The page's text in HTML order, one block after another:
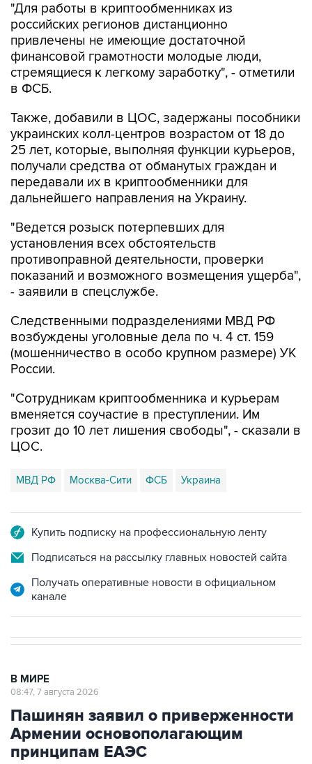
"Для работы в криптообменниках из
российских регионов дистанционно
привлечены не имеющие достаточной
финансовой грамотности молодые люди,
стремящиеся к легкому заработку", - отметили
в ФСБ.
Также, добавили в ЦОС, задержаны пособники
украинских колл-центров возрастом от 18 до
25 лет, которые, выполняя функции курьеров,
получали средства от обманутых граждан и
передавали их в криптообменники для
дальнейшего направления на Украину.
"Ведется розыск потерпевших для
установления всех обстоятельств
противоправной деятельности, проверки
показаний и возможного возмещения ущерба",
- заявили в спецслужбе.
Следственными подразделениями МВД РФ
возбуждены уголовные дела по ч. 4 ст. 159
(мошенничество в особо крупном размере) УК
России.
"Сотрудникам криптообменника и курьерам
вменяется соучастие в преступлении. Им
грозит до 10 лет лишения свободы", - сказали в
ЦОС.
МВД РФ Москва-Сити ФСБ Украина
Купить подписку на профессиональную ленту
Подписаться на рассылку главных новостей сайта
Получать оперативные новости в официальном
канале
В МИРЕ
08:47, 7 августа 2026
Пашинян заявил о приверженности
Армении основополагающим
принципам ЕАЭС